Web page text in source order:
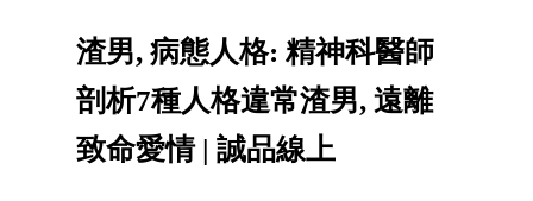
渣男, 病態人格: 精神科醫師
剖析7種人格違常渣男, 遠離
致命愛情 | 誠品線上